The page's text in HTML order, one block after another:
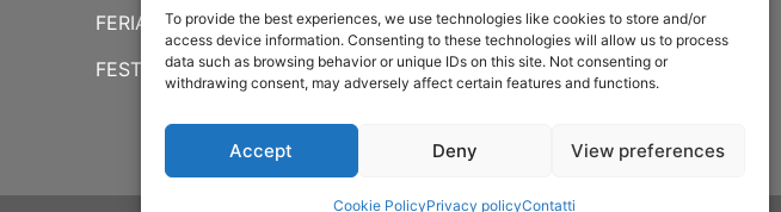
To provide the best experiences, we use technologies like cookies to store and/or
access device information. Consenting to these technologies will allow us to process
data such as browsing behavior or unique IDs on this site. Not consenting or
withdrawing consent, may adversely affect certain features and functions.
Accept Deny View preferences
Cookie PolicyPrivacy policyContatti
FERIALI 8:30-13:00 / 15:00-19:00
FESTIVI 8:30-12:30